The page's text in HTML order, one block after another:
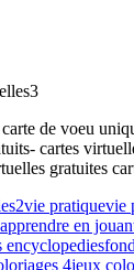
de voeu
cartes
gratuites
vie pratiquevie
apprendre en
encyclopedies
4jeux